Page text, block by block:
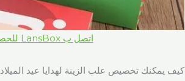
اتصل ب LansBox للحصول على علب هدايا عيد الميلاد المخصصة
كيف يمكنك تخصيص علب الزينة لهدايا عيد الميلاد